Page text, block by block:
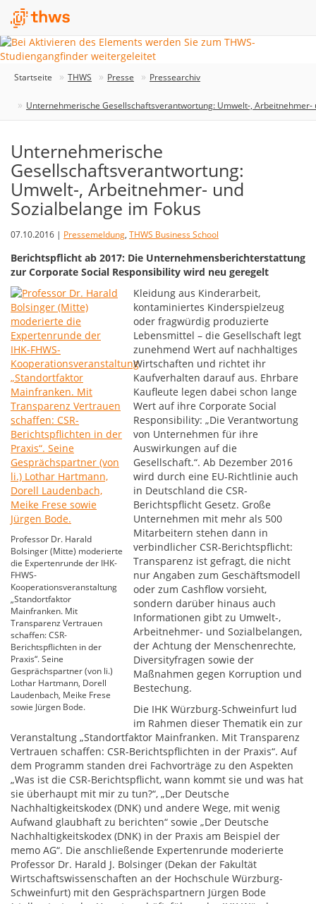
Startseite THWS Presse Pressearchiv
Unternehmerische Gesellschaftsverantwortung: Umwelt-, Arbeitnehmer-
Unternehmerische
Gesellschaftsverantwortung:
Umwelt-, Arbeitnehmer- und
Sozialbelange im Fokus
07.10.2016 | Pressemeldung, THWS Business School
Berichtspflicht ab 2017: Die Unternehmensberichterstattung
zur Corporate Social Responsibility wird neu geregelt
Professor Dr. Harald
Bolsinger (Mitte) moderierte
die Expertenrunde der IHK-
FHWS-
Kooperationsveranstaltung
„Standortfaktor
Mainfranken. Mit
Transparenz Vertrauen
schaffen: CSR-
Berichtspflichten in der
Praxis“. Seine
Gesprächspartner (von li.)
Lothar Hartmann, Dorell
Laudenbach, Meike Frese
sowie Jürgen Bode.
Kleidung aus Kinderarbeit,
kontaminiertes Kinderspielzeug
oder fragwürdig produzierte
Lebensmittel – die Gesellschaft legt
zunehmend Wert auf nachhaltiges
Wirtschaften und richtet ihr
Kaufverhalten darauf aus. Ehrbare
Kaufleute legen dabei schon lange
Wert auf ihre Corporate Social
Responsibility: „Die Verantwortung
von Unternehmen für ihre
Auswirkungen auf die
Gesellschaft.“. Ab Dezember 2016
wird durch eine EU-Richtlinie auch
in Deutschland die CSR-
Berichtspflicht Gesetz. Große
Unternehmen mit mehr als 500
Mitarbeitern stehen dann in
verbindlicher CSR-Berichtspflicht:
Transparenz ist gefragt, die nicht
nur Angaben zum Geschäftsmodell
oder zum Cashflow vorsieht,
sondern darüber hinaus auch
Informationen gibt zu Umwelt-,
Arbeitnehmer- und Sozialbelangen,
der Achtung der Menschenrechte,
Diversityfragen sowie der
Maßnahmen gegen Korruption und
Bestechung.
Die IHK Würzburg-Schweinfurt lud
im Rahmen dieser Thematik ein zur
Veranstaltung „Standortfaktor Mainfranken. Mit Transparenz
Vertrauen schaffen: CSR-Berichtspflichten in der Praxis“. Auf
dem Programm standen drei Fachvorträge zu den Aspekten
„Was ist die CSR-Berichtspflicht, wann kommt sie und was hat
sie überhaupt mit mir zu tun?“, „Der Deutsche
Nachhaltigkeitskodex (DNK) und andere Wege, mit wenig
Aufwand glaubhaft zu berichten“ sowie „Der Deutsche
Nachhaltigkeitskodex (DNK) in der Praxis am Beispiel der
memo AG“. Die anschließende Expertenrunde moderierte
Professor Dr. Harald J. Bolsinger (Dekan der Fakultät
Wirtschaftswissenschaften an der Hochschule Würzburg-
Schweinfurt) mit den Gesprächspartnern Jürgen Bode